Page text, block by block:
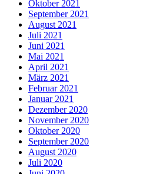
Oktober 2021
September 2021
August 2021
Juli 2021
Juni 2021
Mai 2021
April 2021
März 2021
Februar 2021
Januar 2021
Dezember 2020
November 2020
Oktober 2020
September 2020
August 2020
Juli 2020